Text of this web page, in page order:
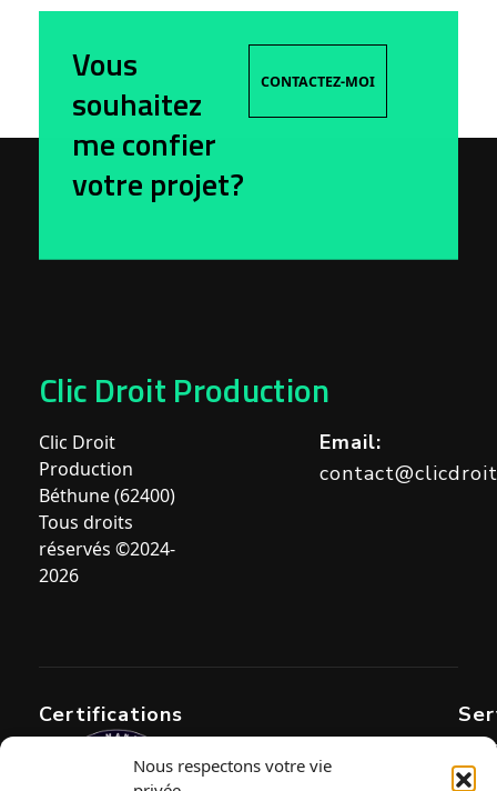
Nous respectons votre vie
Vous
souhaitez
me confier
votre projet?
CONTACTEZ-MOI
Clic Droit Production
Clic Droit
Production
Béthune (62400)
Tous droits
réservés ©2024-
2026
Email:
Certifications